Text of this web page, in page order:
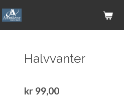
Halvvanter
kr 99,00